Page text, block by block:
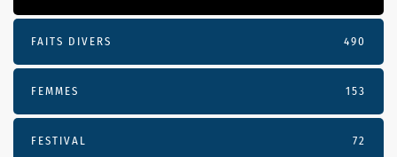
FAITS DIVERS 490
FEMMES 153
FESTIVAL 72